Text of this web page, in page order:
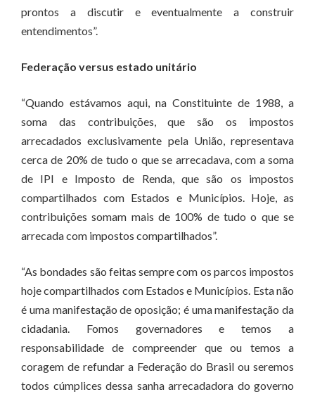
prontos a discutir e eventualmente a construir
entendimentos”.
Federação versus estado unitário
“Quando estávamos aqui, na Constituinte de 1988, a
soma das contribuições, que são os impostos
arrecadados exclusivamente pela União, representava
cerca de 20% de tudo o que se arrecadava, com a soma
de IPI e Imposto de Renda, que são os impostos
compartilhados com Estados e Municípios. Hoje, as
contribuições somam mais de 100% de tudo o que se
arrecada com impostos compartilhados”.
“As bondades são feitas sempre com os parcos impostos
hoje compartilhados com Estados e Municípios. Esta não
é uma manifestação de oposição; é uma manifestação da
cidadania. Fomos governadores e temos a
responsabilidade de compreender que ou temos a
coragem de refundar a Federação do Brasil ou seremos
todos cúmplices dessa sanha arrecadadora do governo